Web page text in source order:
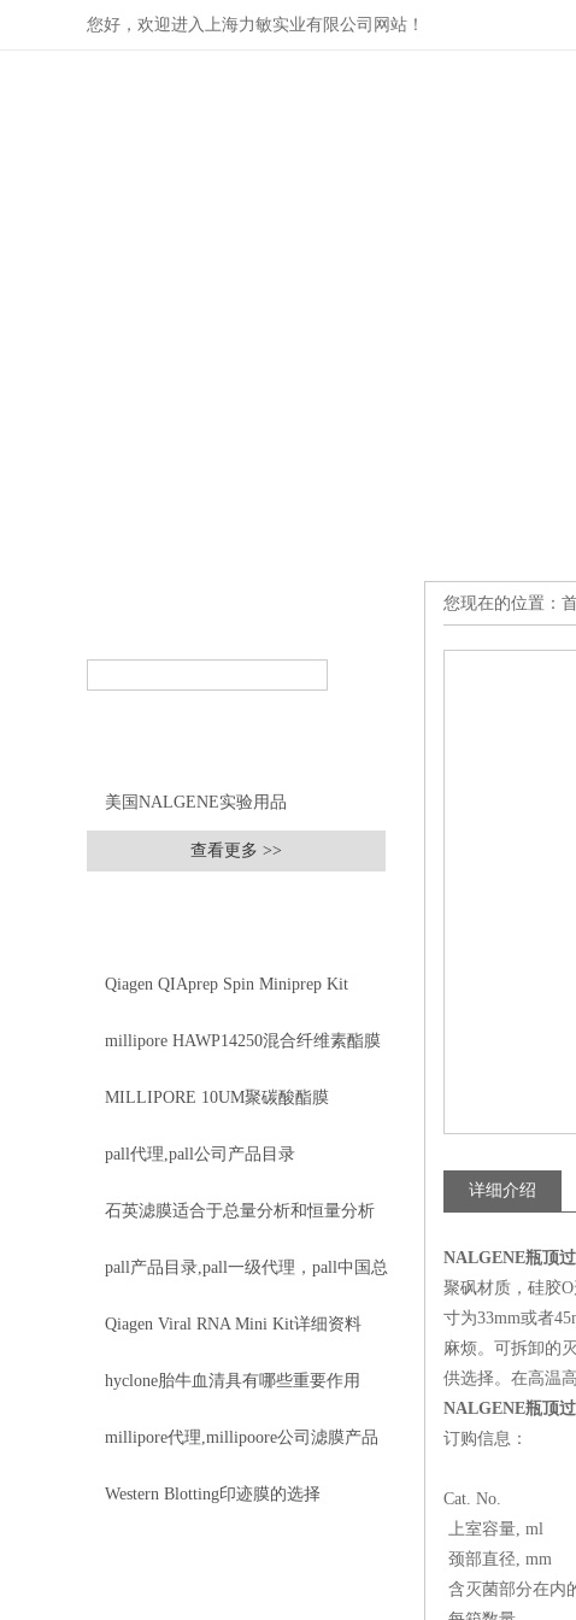
您好，欢迎进入上海力敏实业有限公司网站！
美国NALGENE实验用品
查看更多 >>
Qiagen QIAprep Spin Miniprep Kit
27106
millipore HAWP14250混合纤维素酯膜
信息
MILLIPORE 10UM聚碳酸酯膜
TCTP04700几大特点
pall代理,pall公司产品目录
石英滤膜适合于总量分析和恒量分析
pall产品目录,pall一级代理，pall中国总
经销上海力敏实业
Qiagen Viral RNA Mini Kit详细资料
hyclone胎牛血清具有哪些重要作用
millipore代理,millipoore公司滤膜产品
目录
Western Blotting印迹膜的选择
您现在的位置：
详细介绍
NALGENE瓶顶
聚砜材质，硅胶
寸为33mm或者
麻烦。可拆卸的
供选择。在高温
NALGENE瓶顶
订购信息：
Cat. No.
上室容量, ml
颈部直径, mm
含灭菌部分在内